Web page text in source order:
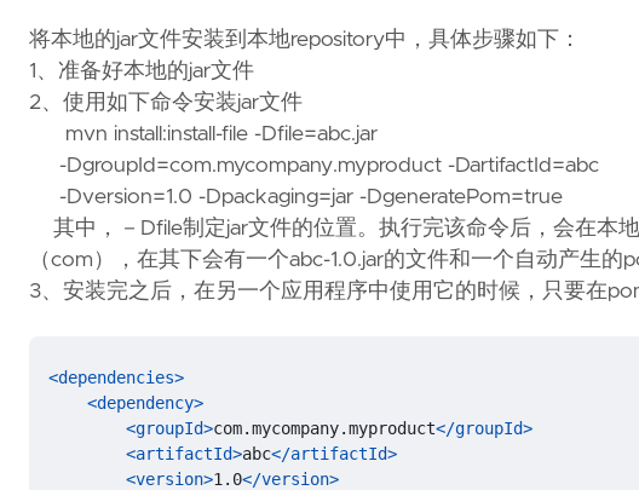
将本地的jar文件安装到本地repository中，具体步骤如下：
1、准备好本地的jar文件
2、使用如下命令安装jar文件
mvn install:install-file -Dfile=abc.jar
-DgroupId=com.mycompany.myproduct -DartifactId=abc
-Dversion=1.0 -Dpackaging=jar -DgeneratePom=true
其中，－Dfile制定jar文件的位置。执行完该命令后，会在本
（com），在其下会有一个abc-1.0.jar的文件和一个自动产生的
3、安装完之后，在另一个应用程序中使用它的时候，只要在
<dependencies>
<dependency>
<groupId>com.mycompany.myproduct</groupId>
<artifactId>abc</artifactId>
<version>1.0</version>